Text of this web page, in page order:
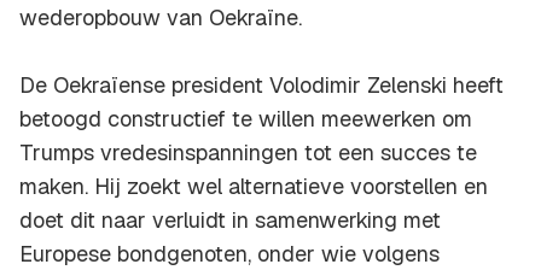
wederopbouw van Oekraïne.
De Oekraïense president Volodimir Zelenski heeft
betoogd constructief te willen meewerken om
Trumps vredesinspanningen tot een succes te
maken. Hij zoekt wel alternatieve voorstellen en
doet dit naar verluidt in samenwerking met
Europese bondgenoten, onder wie volgens